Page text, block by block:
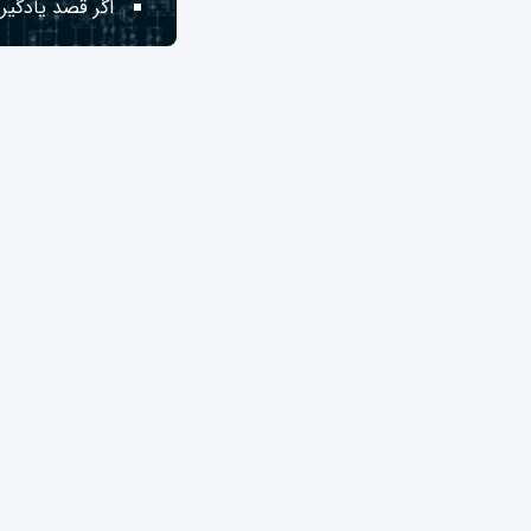
اگر قصد